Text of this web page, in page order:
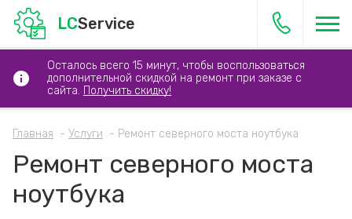
LCService
Осталось всего 15 минут, чтобы воспользоваться
дополнительной скидкой на ремонт при заказе с
сайта. Получить скидку!
Главная Услуги Ремонт северного моста ноутбука
Ремонт северного моста
ноутбука